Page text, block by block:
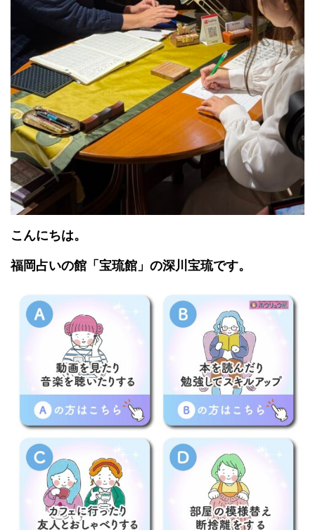
こんにちは。
福岡占いの館「宝琉館」の深川宝琉です。